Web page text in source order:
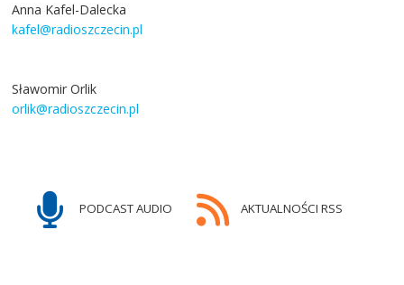
Anna Kafel-Dalecka
kafel@radioszczecin.pl
Sławomir Orlik
orlik@radioszczecin.pl
PODCAST AUDIO AKTUALNOŚCI RSS